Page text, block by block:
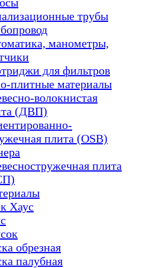
трубы
манометры,
для фильтров
плитные материалы
волокнистая
(ДВП)
плита (OSB)
плита
Хаус
обрезная
палубная